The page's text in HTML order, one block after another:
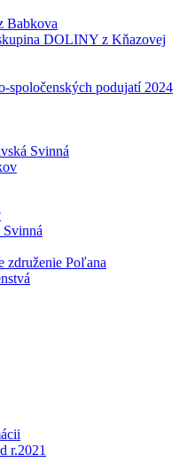
Babkova
DOLINY z Kňazovej
spoločenských podujatí 2024
Svinná
združenie Poľana
r.2021